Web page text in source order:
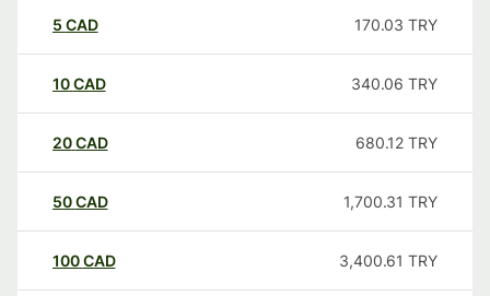
5 CAD 170.03 TRY
10CAD 340.06 TRY
20CAD 680.12 TRY
50CAD 1,700.31 TRY
100CAD 3,400.61 TRY